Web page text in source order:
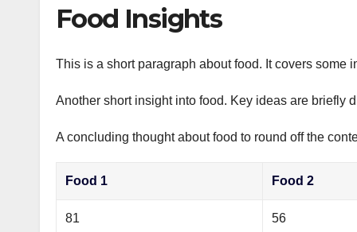
Food Insights
This is a short paragraph about food. It covers some
Another short insight into food. Key ideas are briefly
A concluding thought about food to round off the
Food 1 Food 2
81 56